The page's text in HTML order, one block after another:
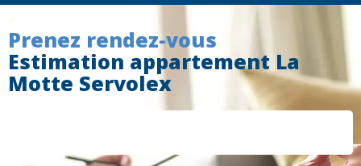
Prenez rendez-vous
Estimation appartement La
Motte Servolex